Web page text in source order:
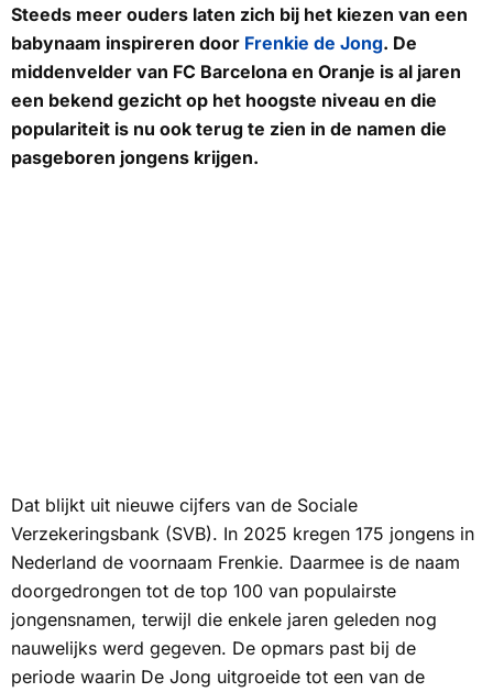
Steeds meer ouders laten zich bij het kiezen van een
babynaam inspireren door Frenkie de Jong. De
middenvelder van FC Barcelona en Oranje is al jaren
een bekend gezicht op het hoogste niveau en die
populariteit is nu ook terug te zien in de namen die
pasgeboren jongens krijgen.
Dat blijkt uit nieuwe cijfers van de Sociale
Verzekeringsbank (SVB). In 2025 kregen 175 jongens in
Nederland de voornaam Frenkie. Daarmee is de naam
doorgedrongen tot de top 100 van populairste
jongensnamen, terwijl die enkele jaren geleden nog
nauwelijks werd gegeven. De opmars past bij de
periode waarin De Jong uitgroeide tot een van de